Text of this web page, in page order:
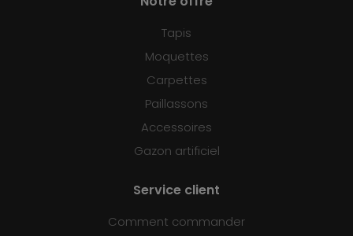
Tapis
Moquettes
Carpettes
Paillassons
Accessoires
Gazon artificiel
Service client
Comment commander